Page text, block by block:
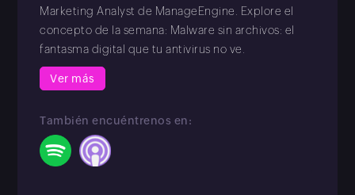
Marketing Analyst de ManageEngine. Explore el
concepto de la semana: Malware sin archivos: el
fantasma digital que tu antivirus no ve.
Ver más
También encuéntrenos en: